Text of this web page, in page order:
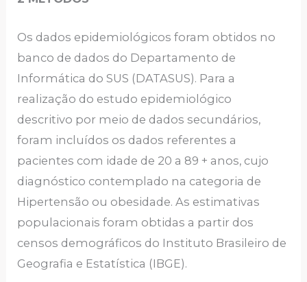
Os dados epidemiológicos foram obtidos no
banco de dados do Departamento de
Informática do SUS (DATASUS). Para a
realização do estudo epidemiológico
descritivo por meio de dados secundários,
foram incluídos os dados referentes a
pacientes com idade de 20 a 89 + anos, cujo
diagnóstico contemplado na categoria de
Hipertensão ou obesidade. As estimativas
populacionais foram obtidas a partir dos
censos demográficos do Instituto Brasileiro de
Geografia e Estatística (IBGE).